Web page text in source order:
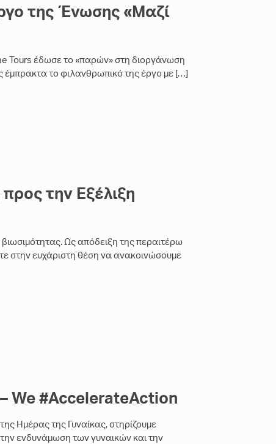
της Ένωσης «Μαζί
Tours έδωσε το «παρών» στη διοργάνωση
έμπρακτα το φιλανθρωπικό της έργο με[…]
την Εξέλιξη
Ως απόδειξη της περαιτέρω
στην ευχάριστη θέση να ανακοινώσουμε
We #AccelerateAction
Ημέρας της Γυναίκας, στηρίζουμε
ενδυνάμωση των γυναικών και την